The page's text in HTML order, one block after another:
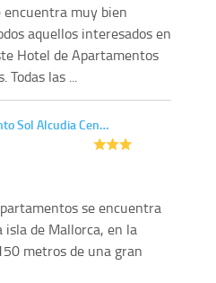
muy bien
aquellos interesados en
Hotel de Apartamentos
Todas las ...
Sol Alcudia Cen…
se encuentra
de Mallorca, en la
metros de una gran